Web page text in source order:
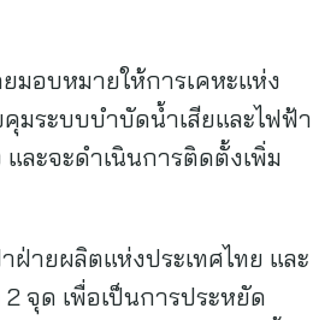
มอบหมายให้การเคหะแห่ง
มระบบบำบัดน้ำเสียและไฟฟ้า
ละจะดำเนินการติดตั้งเพิ่ม
ายผลิตแห่งประเทศไทย และ
จุด เพื่อเป็นการประหยัด